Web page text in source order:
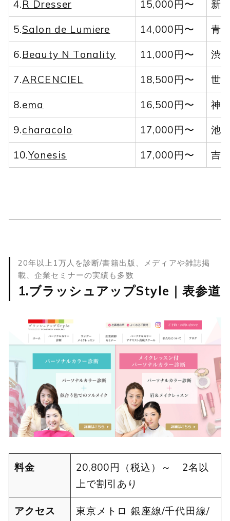
4.R Dresser 15,000円〜 新
5.Salon de Lumiere 14,000円〜 青
6.Beauty N Tonality 11,000円〜 渋
7.ARCENCIEL 18,500円〜 世
8.ema 16,500円〜 神
9.characolo 17,000円〜 池
10.Yonesis 17,000円〜 吉
20年以上1万人を診断/書籍出版、メディアや雑誌掲
載、企業セミナーの実績も多数
1.ブラッシュアップStyle｜表参道
料金
20,800円（税込）～ 2名以
上で割引あり
アクセス
東京メトロ 銀座線/千代田線/